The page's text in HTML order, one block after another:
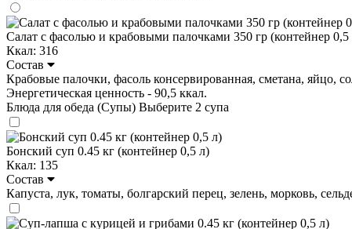
Салат с фасолью и крабовыми палочками 350 гр (контейнер 0,5
Ккал: 316
Состав
Крабовые палочки, фасоль консервированная, сметана, яйцо,
Энергетическая ценность - 90,5 ккал.
Блюда для обеда (Супы) Выберите 2 супа
Бонский суп 0.45 кг (контейнер 0,5 л)
Ккал: 135
Состав
Капуста, лук, томаты, болгарский перец, зелень, морковь,